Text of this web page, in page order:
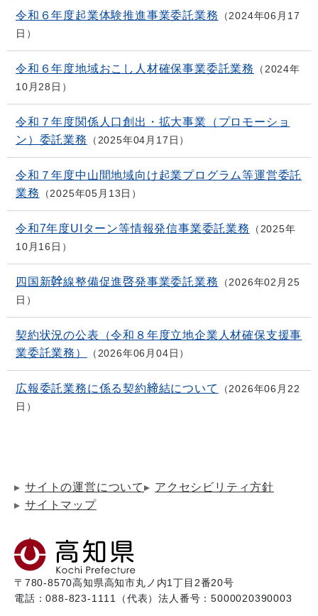
令和６年度起業体験推進事業委託業務
2024年06月17
日
令和６年度地域おこし人材確保事業委託業務
2024年
10月28日
令和７年度関係人口創出・拡大事業（プロモーショ
ン）委託業務
2025年04月17日
令和７年度中山間地域向け起業プログラム等運営委託
業務
2025年05月13日
令和7年度UIターン等情報発信事業委託業務
2025年
10月16日
四国新幹線整備促進啓発事業委託業務
2026年02月25
日
契約状況の公表（令和８年度立地企業人材確保支援事
業委託業務）
2026年06月04日
広報委託業務に係る契約締結について
2026年06月22
日
サイトの運営について
アクセシビリティ方針
サイトマップ
〒780-8570高知県高知市丸ノ内1丁目2番20号
電話：088-823-1111（代表）法人番号：5000020390003